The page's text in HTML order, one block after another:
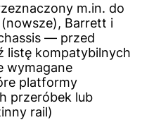
m.in. do
Barrett i
— przed
listę kompatybilnych
wymagane
platformy
przeróbek lub
rail)